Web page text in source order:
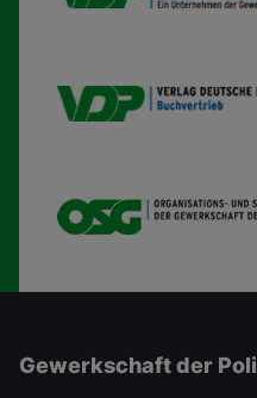
VDP B
OSG
Gewerkschaft der